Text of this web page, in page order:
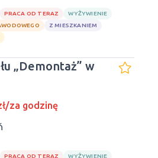
PRACA OD TERAZ
WYŻYWIENIE
Z MIESZKANIEM
„Demontaż” w
za godzinę
PRACA OD TERAZ
WYŻYWIENIE